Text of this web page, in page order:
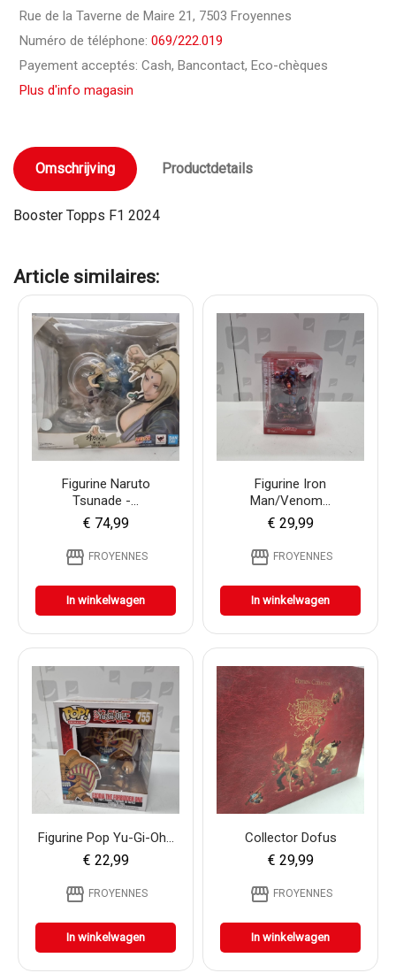
Rue de la Taverne de Maire 21, 7503 Froyennes
Numéro de téléphone:069/222.019
Payement acceptés: Cash, Bancontact, Eco-chèques
Plus d'info magasin
Omschrijving Productdetails
Booster Topps F1 2024
Article similaires:
Figurine Naruto
Tsunade -...
€ 74,99
storefront FROYENNES
In winkelwagen
Figurine Iron
Man/venom...
€ 29,99
storefront FROYENNES
In winkelwagen
Figurine Pop Yu-Gi-Oh...
€ 22,99
storefront FROYENNES
In winkelwagen
Collector Dofus
€ 29,99
storefront FROYENNES
In winkelwagen